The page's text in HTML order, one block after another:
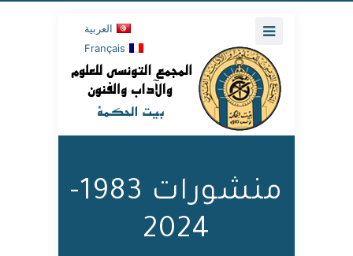
العربية
Français
منشورات 1983-
2024